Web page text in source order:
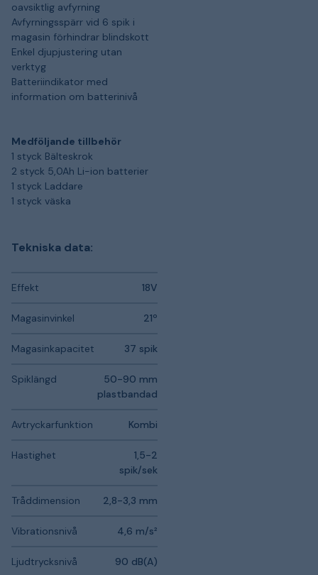
oavsiktlig avfyrning
Avfyrningsspärr vid 6 spik i
magasin förhindrar blindskott
Enkel djupjustering utan
verktyg
Batteriindikator med
information om batterinivå
Medföljande tillbehör
1 styck Bälteskrok
2 styck 5,0Ah Li-ion batterier
1 styck Laddare
1 styck väska
Tekniska data:
Effekt 18V
Magasinvinkel 21º
Magasinkapacitet 37 spik
Spiklängd
50-90 mm
plastbandad
Avtryckarfunktion Kombi
Hastighet
1,5-2
spik/sek
Tråddimension 2,8-3,3 mm
Vibrationsnivå 4,6 m/s²
Ljudtrycksnivå 90 dB(A)